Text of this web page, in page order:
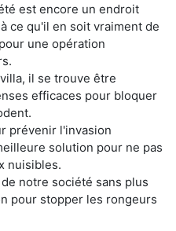
est encore un endroit
ce qu'il en soit vraiment de
une opération
il se trouve être
efficaces pour bloquer
prévenir l'invasion
solution pour ne pas
nuisibles.
notre société sans plus
pour stopper les rongeurs